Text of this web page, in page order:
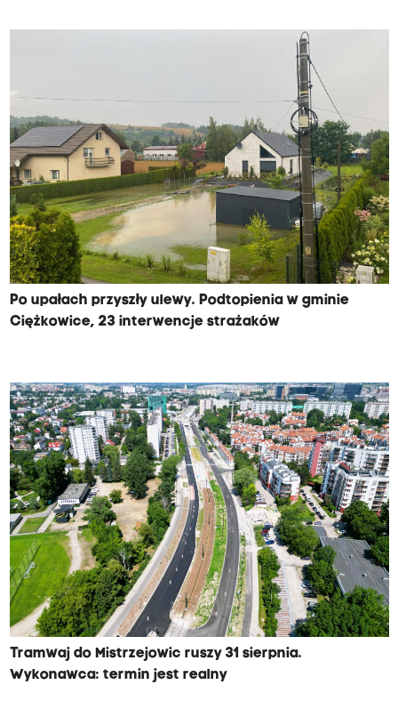
Po upałach przyszły ulewy. Podtopienia w gminie
Ciężkowice, 23 interwencje strażaków
Tramwaj do Mistrzejowic ruszy 31 sierpnia.
Wykonawca: termin jest realny